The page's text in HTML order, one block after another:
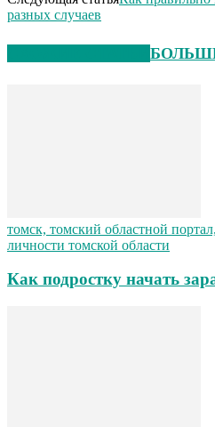
разных случаев
томск, томский областной
личности томской области
Как подростку начать